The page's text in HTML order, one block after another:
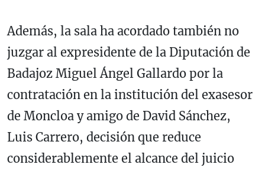
Además, la sala ha acordado también no
juzgar al expresidente de la Diputación de
Badajoz Miguel Ángel Gallardo por la
contratación en la institución del exasesor
de Moncloa y amigo de David Sánchez,
Luis Carrero, decisión que reduce
considerablemente el alcance del juicio